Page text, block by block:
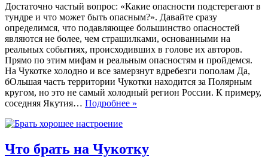
Достаточно частый вопрос: «Какие опасности подстерегают в
тундре и что может быть опасным?». Давайте сразу
определимся, что подавляющее большинство опасностей
являются не более, чем страшилками, основанными на
реальных событиях, происходивших в голове их авторов.
Прямо по этим мифам и реальным опасностям и пройдемся.
На Чукотке холодно и все замерзнут вдребезги пополам Да,
бОльшая часть территории Чукотки находится за Полярным
кругом, но это не самый холодный регион России. К примеру,
соседняя Якутия… Подробнее »
Что брать на Чукотку